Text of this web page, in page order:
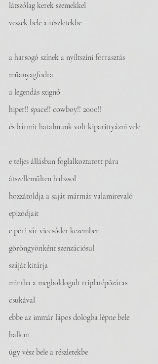
látszólag kerek szemekkel
veszek bele a részletekbe
a harsogó színek a nyíltszíni forrasztás
műanyagfodra
a legendás szignó
hiper!! space!! cowboy!! 2000!!
és bármit hatalmunk volt kiparittyázni vele
e teljes állásban foglalkoztatott pára
átszellemülten habzsol
hozzátoldja a saját mármár valamirevaló
epizódjait
e póri sár viccsóder kezemben
göröngyönként szenzációsul
száját kitárja
mintha a megboldogult triplatépőzáras
csukával
ebbe az immár lápos dologba lépne bele
halkan
úgy vész bele a részletekbe